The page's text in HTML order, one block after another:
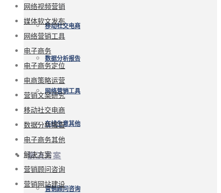
移动社交电商
数据分析报告
网络营销工具
在线生意其他
解决方案
营销顾问咨询
网络视频营销
媒体软文发布
网络营销工具
电子商务
电子商务定位
电商策略运营
营销文案研究
移动社交电商
数据分析报告
电子商务其他
解决方案
营销顾问咨询
营销网站建设